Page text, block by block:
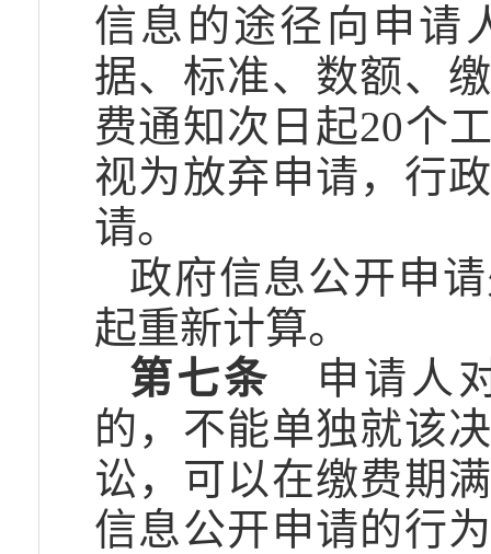
信息的途径向申请
据、标准、数额、
费通知次日起20个
视为放弃申请，行
请。
政府信息公开申
起重新计算。
第七条 申请人
的，不能单独就该
讼，可以在缴费期
信息公开申请的行